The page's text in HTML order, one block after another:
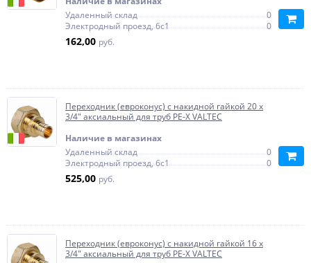
Удаленный склад
0
Электродный проезд, 6с1
0
162,00 руб.
Переходник (евроконус) с накидной гайкой 20 x
3/4" аксиальный для труб PE-X VALTEC
Наличие в магазинах
Удаленный склад
0
Электродный проезд, 6с1
0
525,00 руб.
Переходник (евроконус) с накидной гайкой 16 x
3/4" аксиальный для труб PE-X VALTEC